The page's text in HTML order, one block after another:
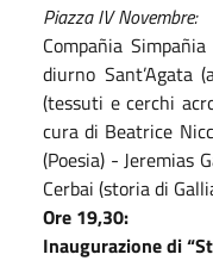
Piazza IV Novembre:
Compañia
diurno Sant’Agata
(tessuti e cerchi
cura di Beatrice
(Poesia) - Jeremias
Cerbai (storia di
Ore 19,30:
Inaugurazione di